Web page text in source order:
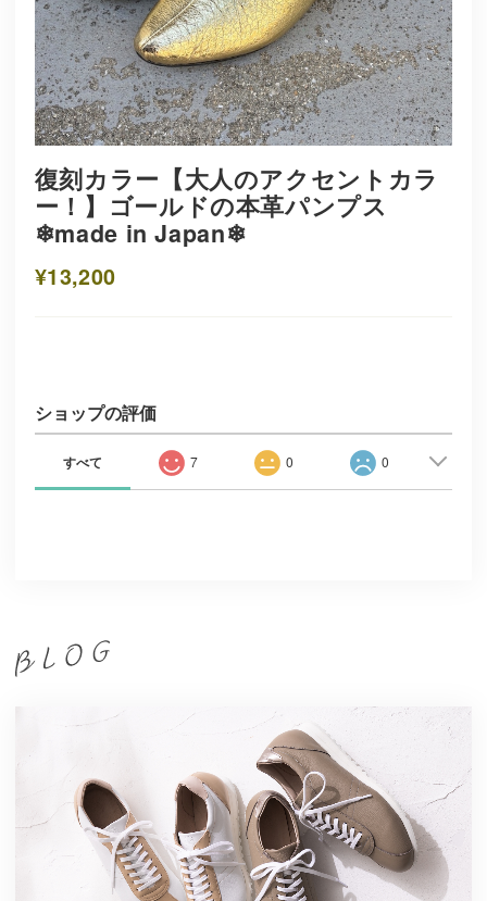
復刻カラー【大人のアクセントカラ
ー！】ゴールドの本革パンプス
❄︎made in Japan❄︎
¥13,200
ショップの評価
すべて 7 0 0